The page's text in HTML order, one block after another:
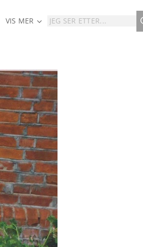
VIS MER